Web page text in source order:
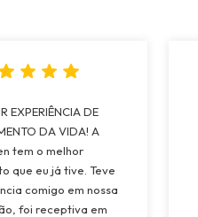
EXPERIÊNCIA DE
DA VIDA! A
tem o melhor
que eu já tive. Teve
comigo em nossa
foi receptiva em